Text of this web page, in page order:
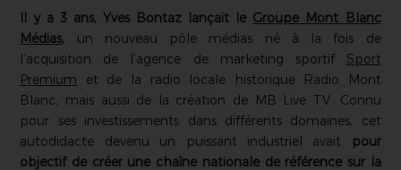
Il y a 3 ans, Yves Bontaz lançait le Groupe Mont Blanc
Médias, un nouveau pôle médias né à la fois de
l’acquisition de l’agence de marketing sportif Sport
Premium et de la radio locale historique Radio Mont
Blanc, mais aussi de la création de MB Live TV. Connu
pour ses investissements dans différents domaines, cet
autodidacte devenu un puissant industriel avait
pour
objectif de créer une chaîne nationale de référence sur la